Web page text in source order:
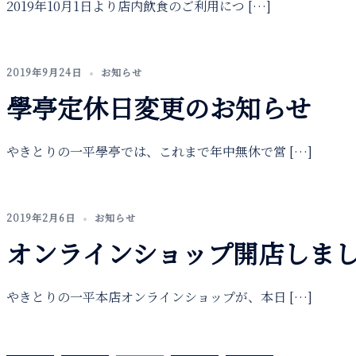
2019年10月1日より店内飲食のご利用につ […]
2019年9月24日 お知らせ
學亭定休日変更のお知らせ
やきとりの一平學亭では、これまで年中無休で営 […]
2019年2月6日 お知らせ
オンラインショップ開店しま
やきとりの一平本店オンラインショップが、本日 […]